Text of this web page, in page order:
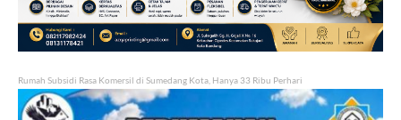
Rumah Subsidi Rasa Komersil di Sumedang Kota, Hanya 33 Ribu Perhari